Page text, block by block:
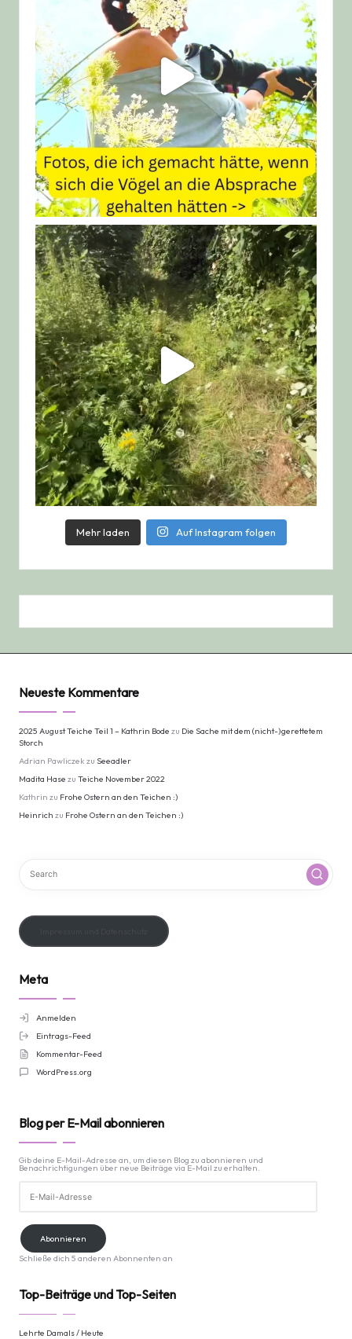
Mehr laden Auf Instagram folgen
Neueste Kommentare
2025 August Teiche Teil 1 – Kathrin Bode zu Die Sache mit dem (nicht-)gerettetem
Storch
Adrian Pawliczek zu Seeadler
Madita Hase zu Teiche November 2022
Kathrin zu Frohe Ostern an den Teichen :)
Heinrich zu Frohe Ostern an den Teichen :)
Meta
Anmelden
Eintrags-Feed
Kommentar-Feed
WordPress.org
Blog per E-Mail abonnieren
Gib deine E-Mail-Adresse an, um diesen Blog zu abonnieren und
Benachrichtigungen über neue Beiträge via E-Mail zu erhalten.
Mail-
Adresse
Abonnieren
Schließe dich 5 anderen Abonnenten an
Top-Beiträge und Top-Seiten
Lehrte Damals / Heute